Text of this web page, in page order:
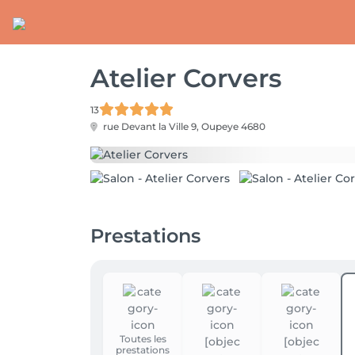
Atelier Corvers
13
rue Devant la Ville 9, Oupeye 4680
Prestations
Toutes les
prestations